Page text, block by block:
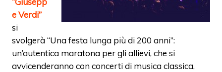
e Verdi”
si
svolgerà “Una festa lunga più di 200 anni”:
un’autentica maratona per gli allievi, che si
avvicenderanno con concerti di musica classica,